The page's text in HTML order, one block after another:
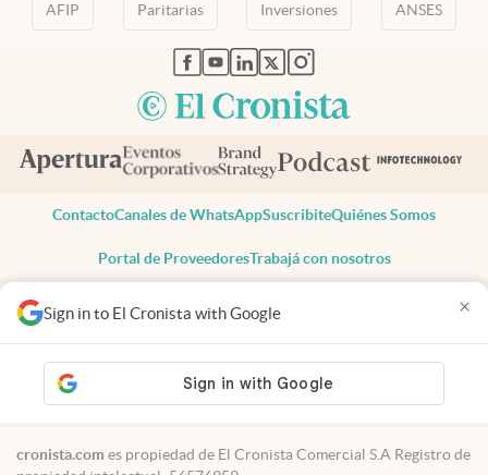
Sign in to El Cronista with Google ×
AFIP Paritarias Inversiones ANSES
abre en nueva pestaña
abre en nueva pestaña
abre en nueva pestaña
abre en nueva pestaña
abre en nueva pestaña
ContactoCanales de WhatsAppSuscribiteQuiénes Somos
Portal de ProveedoresTrabajá con nosotros
Todos los derechos reservados
Privacidad
Consentimiento
Tel:+54 11 7078-3270
cronista.com es propiedad de El Cronista Comercial S.A Registro de